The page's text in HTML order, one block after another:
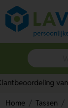
Home Tassen